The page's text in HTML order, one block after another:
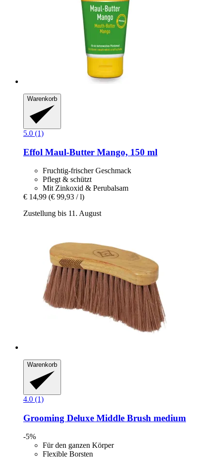
Warenkorb
5.0 (1)
Effol Maul-​Butter Mango, 150 ml
Fruchtig-frischer Geschmack
Pflegt & schützt
Mit Zinkoxid & Perubalsam
€ 14,99 (€ 99,93 / l)
Zustellung bis 11. August
Warenkorb
4.0 (1)
Grooming Deluxe Middle Brush medium
-5%
Für den ganzen Körper
Flexible Borsten